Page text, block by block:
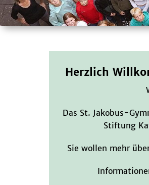
Herzlich
Das St. Jakobus-
Stiftung
Sie wollen mehr